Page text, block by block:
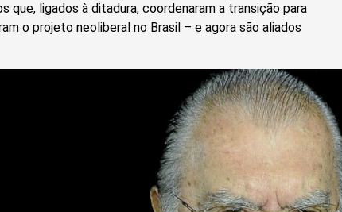
que, ligados à ditadura, coordenaram a transição para
o projeto neoliberal no Brasil – e agora são aliados